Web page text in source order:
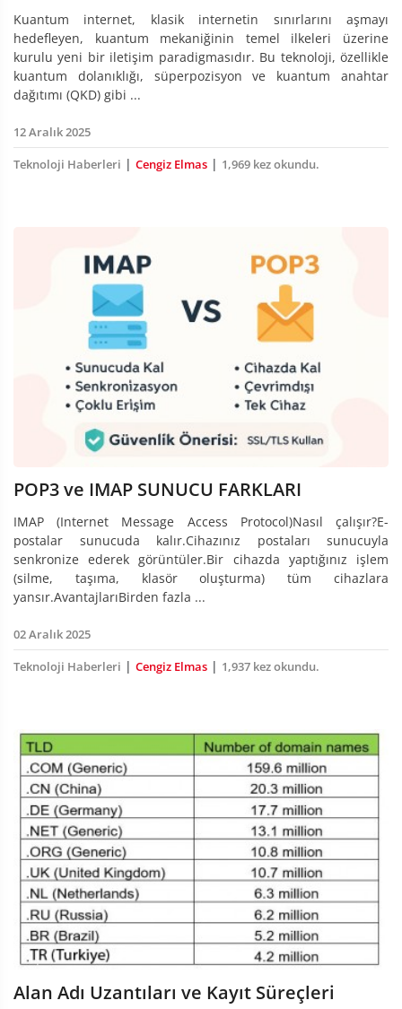
Kuantum internet, klasik internetin sınırlarını aşmayı
hedefleyen, kuantum mekaniğinin temel ilkeleri üzerine
kurulu yeni bir iletişim paradigmasıdır. Bu teknoloji, özellikle
kuantum dolanıklığı, süperpozisyon ve kuantum anahtar
dağıtımı (QKD) gibi ...
12 Aralık 2025
Teknoloji Haberleri | Cengiz Elmas | 1,969 kez okundu.
POP3 ve IMAP SUNUCU FARKLARI
IMAP (Internet Message Access Protocol)Nasıl çalışır?E-
postalar sunucuda kalır.Cihazınız postaları sunucuyla
senkronize ederek görüntüler.Bir cihazda yaptığınız işlem
(silme, taşıma, klasör oluşturma) tüm cihazlara
yansır.AvantajlarıBirden fazla ...
02 Aralık 2025
Teknoloji Haberleri | Cengiz Elmas | 1,937 kez okundu.
Alan Adı Uzantıları ve Kayıt Süreçleri